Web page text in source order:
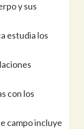
y sus
estudia los
con los
campo incluye